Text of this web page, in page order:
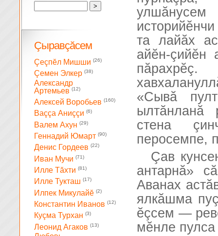
та лайăх
айĕн-çийĕн
«Сывă
ылтăнланă
стена
перосемпе,
Çав
антарнă»
Аванах
ялкăшма
ĕçсем —
мĕнле пулса
Çыравçăсем
Çеçпĕл Мишши (26)
Çемен Элкер (38)
Александр
Артемьев (12)
Алексей Воробьев (160)
Ваççа Аниççи (6)
Валем Ахун (29)
Геннадий Юмарт (90)
Денис Гордеев (22)
Иван Мучи (71)
Илле Тăхти (81)
Илле Тукташ (17)
Илпек Микулайĕ (2)
Константин Иванов (12)
Куçма Турхан (3)
Леонид Агаков (13)